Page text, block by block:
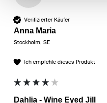
Verifizierter Käufer
Anna Maria
Stockholm, SE
Ich empfehle dieses Produkt
Dahlia - Wine Eyed Jill